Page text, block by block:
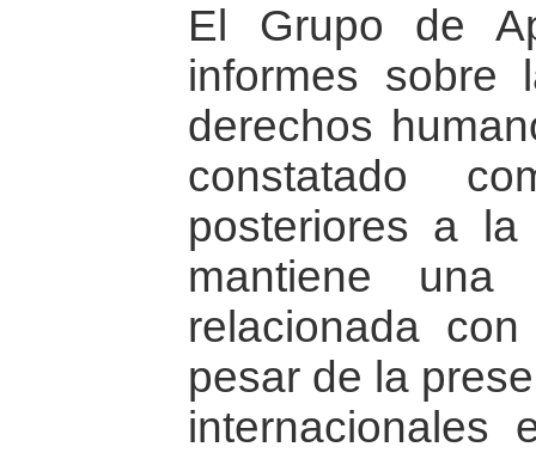
El Grupo de
informes sobre
derechos
constatado
posteriores a
mantiene una
relacionada
pesar de la
internacionales